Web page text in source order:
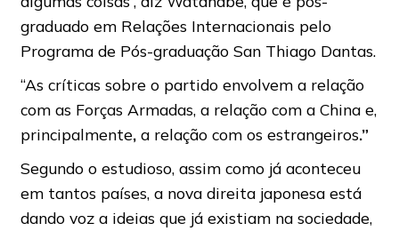
graduado em Relações Internacionais pelo
Programa de Pós-graduação San Thiago Dantas.
“As críticas sobre o partido envolvem a relação
com as Forças Armadas, a relação com a China e,
principalmente,a relação com os estrangeiros.”
Segundo o estudioso, assim como já aconteceu
em tantos países, a nova direita japonesa está
dando voz a ideias que já existiam na sociedade,